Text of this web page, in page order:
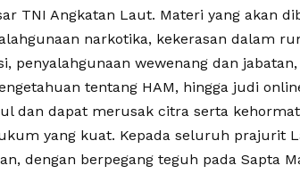
TNI Angkatan Laut. Materi yang akan
narkotika, kekerasan dalam
penyalahgunaan wewenang dan
tentang HAM, hingga judi
dan dapat merusak citra serta
yang kuat. Kepada seluruh prajurit
dengan berpegang teguh pada Sapta